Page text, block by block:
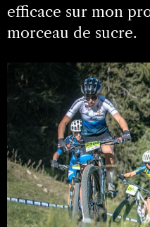
efficace sur mon
morceau de sucre.